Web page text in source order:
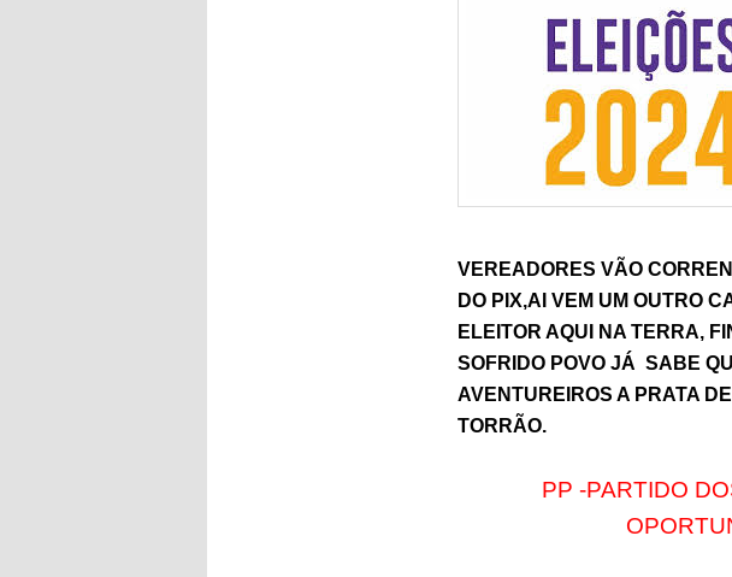
VEREADORES VÃO
DO PIX,AI VEM UM OUTRO
ELEITOR AQUI NA TERRA,
SOFRIDO POVO JÁ SABE
AVENTUREIROS A PRATA
TORRÃO.
PP -PARTIDO